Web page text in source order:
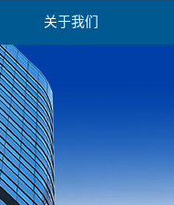
关于我们